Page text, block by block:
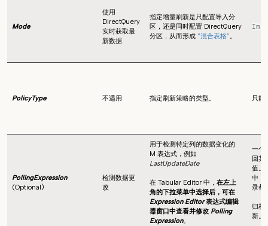
Mode
使用
DirectQuery
实时获取最
新数据
指定增量刷新是只配置导入分
区，还是同时配置 DirectQuery
分区，从而形成 “混合表格”。
PolicyType 不适用 指定刷新策略的类型。 只能
PollingExpression
(Optional)
检测数据更
改
用于检测特定列的数据变化的
M 表达式，例如
LastUpdateDate
在 Tabular Editor 中， 在左上
角的下拉菜单中选择后，可在
Expression Editor表达式编辑
器窗口中查看并修改 Polling
Expression。
一个
回某
值。
中，
录都
归档
新。